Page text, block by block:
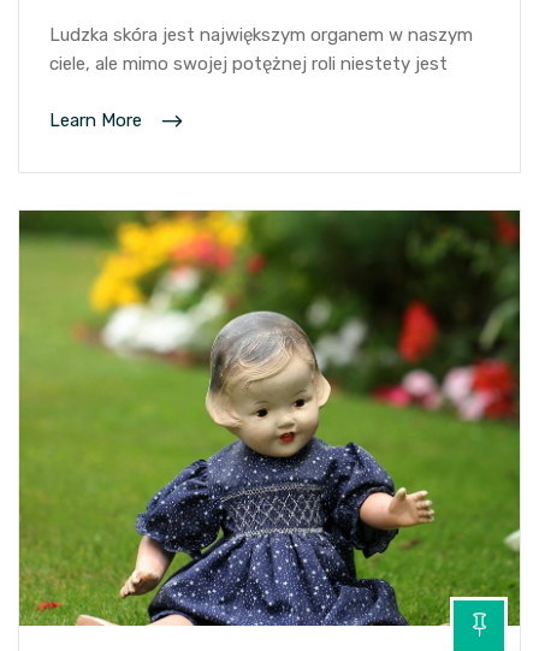
Ludzka skóra jest największym organem w naszym
ciele, ale mimo swojej potężnej roli niestety jest
Learn More